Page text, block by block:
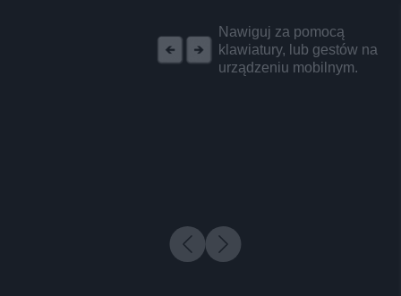
Nawiguj za pomocą
klawiatury, lub gestów na
urządzeniu mobilnym.